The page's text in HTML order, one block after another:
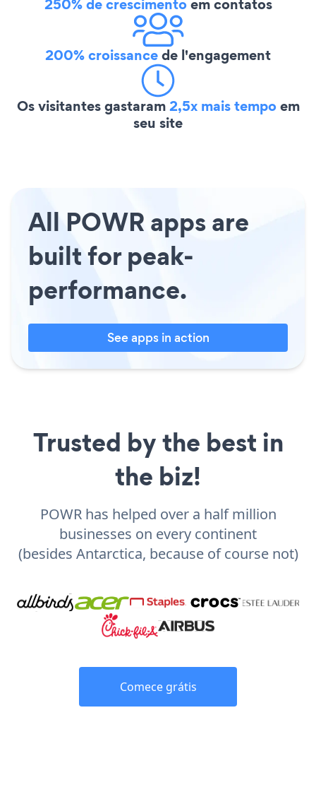
250% de crescimentoem contatos
200% croissancede l'engagement
Os visitantes gastaram2,5x mais tempoem
seu site
All POWR apps are
built for peak-
performance.
See apps in action
Trusted by the best in
the biz!
POWR has helped over a half million
businesses on every continent
(besides Antarctica, because of course not)
Comece grátis